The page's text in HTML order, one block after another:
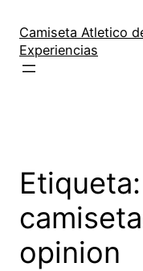
contenido
Camiseta Atletico
Experiencias
Etiqueta:
opinion